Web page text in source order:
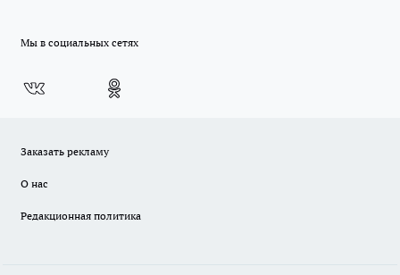
Мы в социальных сетях
Заказать рекламу
О нас
Редакционная политика